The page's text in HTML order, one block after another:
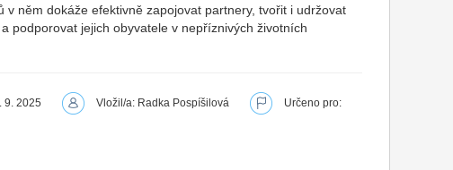
něm dokáže efektivně zapojovat partnery, tvořit i udržovat
podporovat jejich obyvatele v nepříznivých životních
9. 2025 Vložil/a: Radka Pospíšilová
Určeno pro: